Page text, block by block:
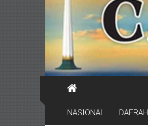
NASIONAL DAERAH